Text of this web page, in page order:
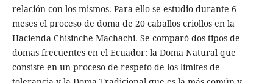
relación con los mismos. Para ello se estudio durante 6
meses el proceso de doma de 20 caballos criollos en la
Hacienda Chisinche Machachi. Se comparó dos tipos de
domas frecuentes en el Ecuador: la Doma Natural que
consiste en un proceso de respeto de los límites de